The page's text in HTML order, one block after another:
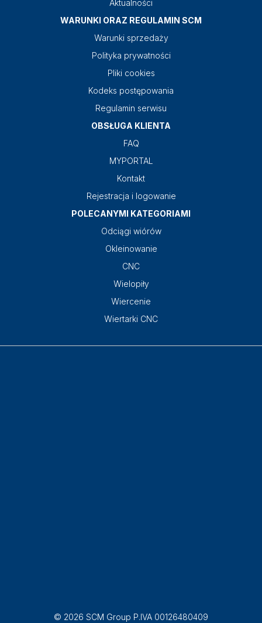
Aktualności
WARUNKI ORAZ REGULAMIN SCM
Warunki sprzedaży
Polityka prywatności
Pliki cookies
Kodeks postępowania
Regulamin serwisu
OBSŁUGA KLIENTA
FAQ
MYPORTAL
Kontakt
Rejestracja i logowanie
POLECANYMI KATEGORIAMI
Odciągi wiórów
Okleinowanie
CNC
Wielopiły
Wiercenie
Wiertarki CNC
© 2026 SCM Group P.IVA 00126480409